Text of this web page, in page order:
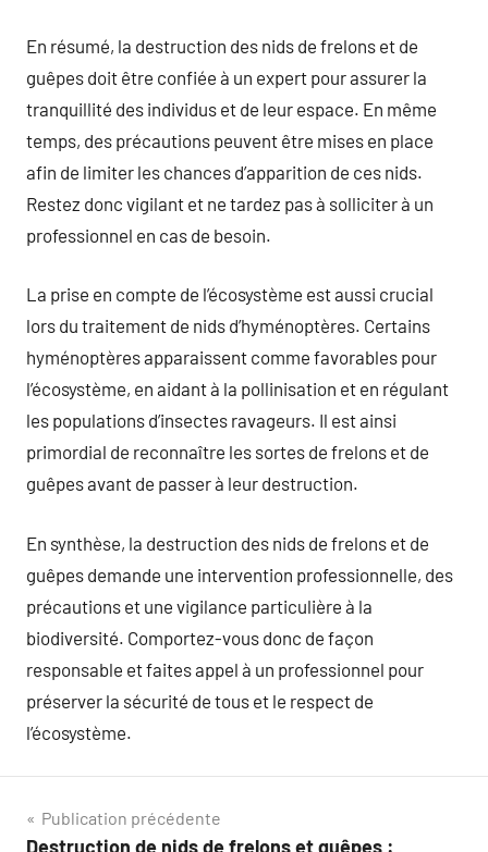
En résumé, la destruction des nids de frelons et de
guêpes doit être confiée à un expert pour assurer la
tranquillité des individus et de leur espace. En même
temps, des précautions peuvent être mises en place
afin de limiter les chances d’apparition de ces nids.
Restez donc vigilant et ne tardez pas à solliciter à un
professionnel en cas de besoin.
La prise en compte de l’écosystème est aussi crucial
lors du traitement de nids d’hyménoptères. Certains
hyménoptères apparaissent comme favorables pour
l’écosystème, en aidant à la pollinisation et en régulant
les populations d’insectes ravageurs. Il est ainsi
primordial de reconnaître les sortes de frelons et de
guêpes avant de passer à leur destruction.
En synthèse, la destruction des nids de frelons et de
guêpes demande une intervention professionnelle, des
précautions et une vigilance particulière à la
biodiversité. Comportez-vous donc de façon
responsable et faites appel à un professionnel pour
préserver la sécurité de tous et le respect de
l’écosystème.
Navigation
Publication précédente
Destruction de nids de frelons et guêpes :